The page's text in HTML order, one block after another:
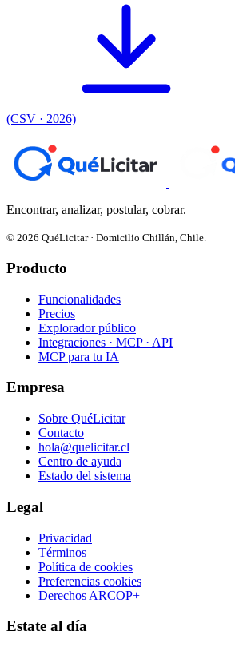
(CSV · 2026)
Encontrar, analizar, postular, cobrar.
© 2026 QuéLicitar · Domicilio Chillán, Chile.
Producto
Funcionalidades
Precios
Explorador público
Integraciones · MCP · API
MCP para tu IA
Empresa
Sobre QuéLicitar
Contacto
hola@quelicitar.cl
Centro de ayuda
Estado del sistema
Legal
Privacidad
Términos
Política de cookies
Preferencias cookies
Derechos ARCOP+
Estate al día